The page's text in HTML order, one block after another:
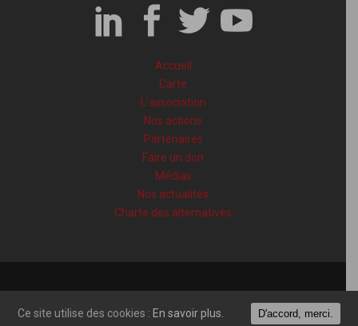
Ce site utilise des cookies : En savoir plus. D'accord, merci.
Accueil
Carte
L’association
Nos actions
Partenaires
Faire un don
Médias
Nos actualités
Charte des alternatives
Ce site utilise des cookies : En savoir plus. D'accord, merci.